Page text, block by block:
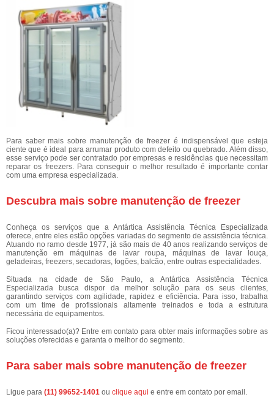
Para saber mais sobre manutenção de freezer é indispensável que esteja
ciente que é ideal para arrumar produto com defeito ou quebrado. Além disso,
esse serviço pode ser contratado por empresas e residências que necessitam
reparar os freezers. Para conseguir o melhor resultado é importante contar
com uma empresa especializada.
Descubra mais sobre manutenção de freezer
Conheça os serviços que a Antártica Assistência Técnica Especializada
oferece, entre eles estão opções variadas do segmento de assistência técnica.
Atuando no ramo desde 1977, já são mais de 40 anos realizando serviços de
manutenção em máquinas de lavar roupa, máquinas de lavar louça,
geladeiras, freezers, secadoras, fogões, balcão, entre outras especialidades.
Situada na cidade de São Paulo, a Antártica Assistência Técnica
Especializada busca dispor da melhor solução para os seus clientes,
garantindo serviços com agilidade, rapidez e eficiência. Para isso, trabalha
com um time de profissionais altamente treinados e toda a estrutura
necessária de equipamentos.
Ficou interessado(a)? Entre em contato para obter mais informações sobre as
soluções oferecidas e garanta o melhor do segmento.
Para saber mais sobre manutenção de freezer
Ligue para (11) 99652-1401 ou clique aqui e entre em contato por email.